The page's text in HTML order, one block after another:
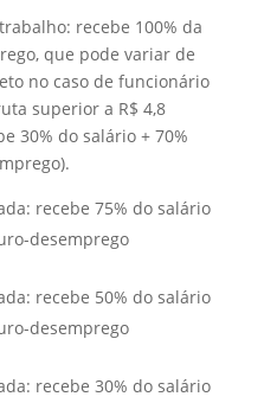
recebe 100% da
que pode variar de
no caso de funcionário
superior a R$ 4,8
30% do salário + 70%
recebe 75% do salário
desemprego
recebe 50% do salário
desemprego
recebe 30% do salário